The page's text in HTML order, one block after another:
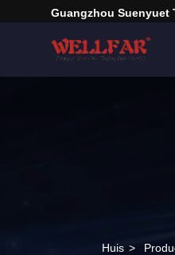
Guangzhou Suenyuet
Huis >